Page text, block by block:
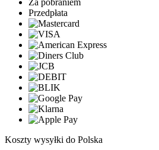
Przedpłata
Koszty wysyłki do Polska